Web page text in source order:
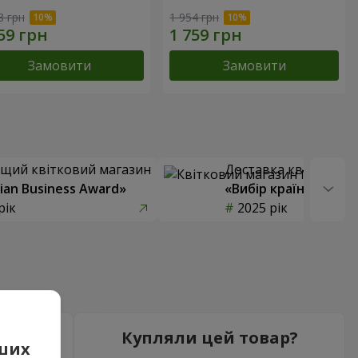
грн
Замовити
1 954 грн
Замовити
квітковий магазин
Business Award»
Доставка квітів
«Вибір країни»
2025 рік
Купляли цей товар?